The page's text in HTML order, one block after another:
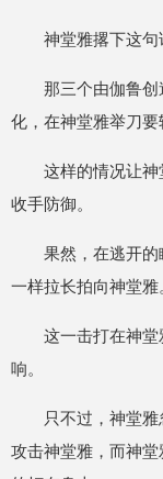
神堂雅撂下这句
那三个由伽鲁
化，在神堂雅举刀要
这样的情况让
收手防御。
果然，在逃开
一样拉长拍向神堂雅
这一击打在神
响。
只不过，神堂
攻击神堂雅，而神